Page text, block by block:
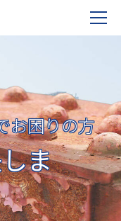
お困りの方
ま